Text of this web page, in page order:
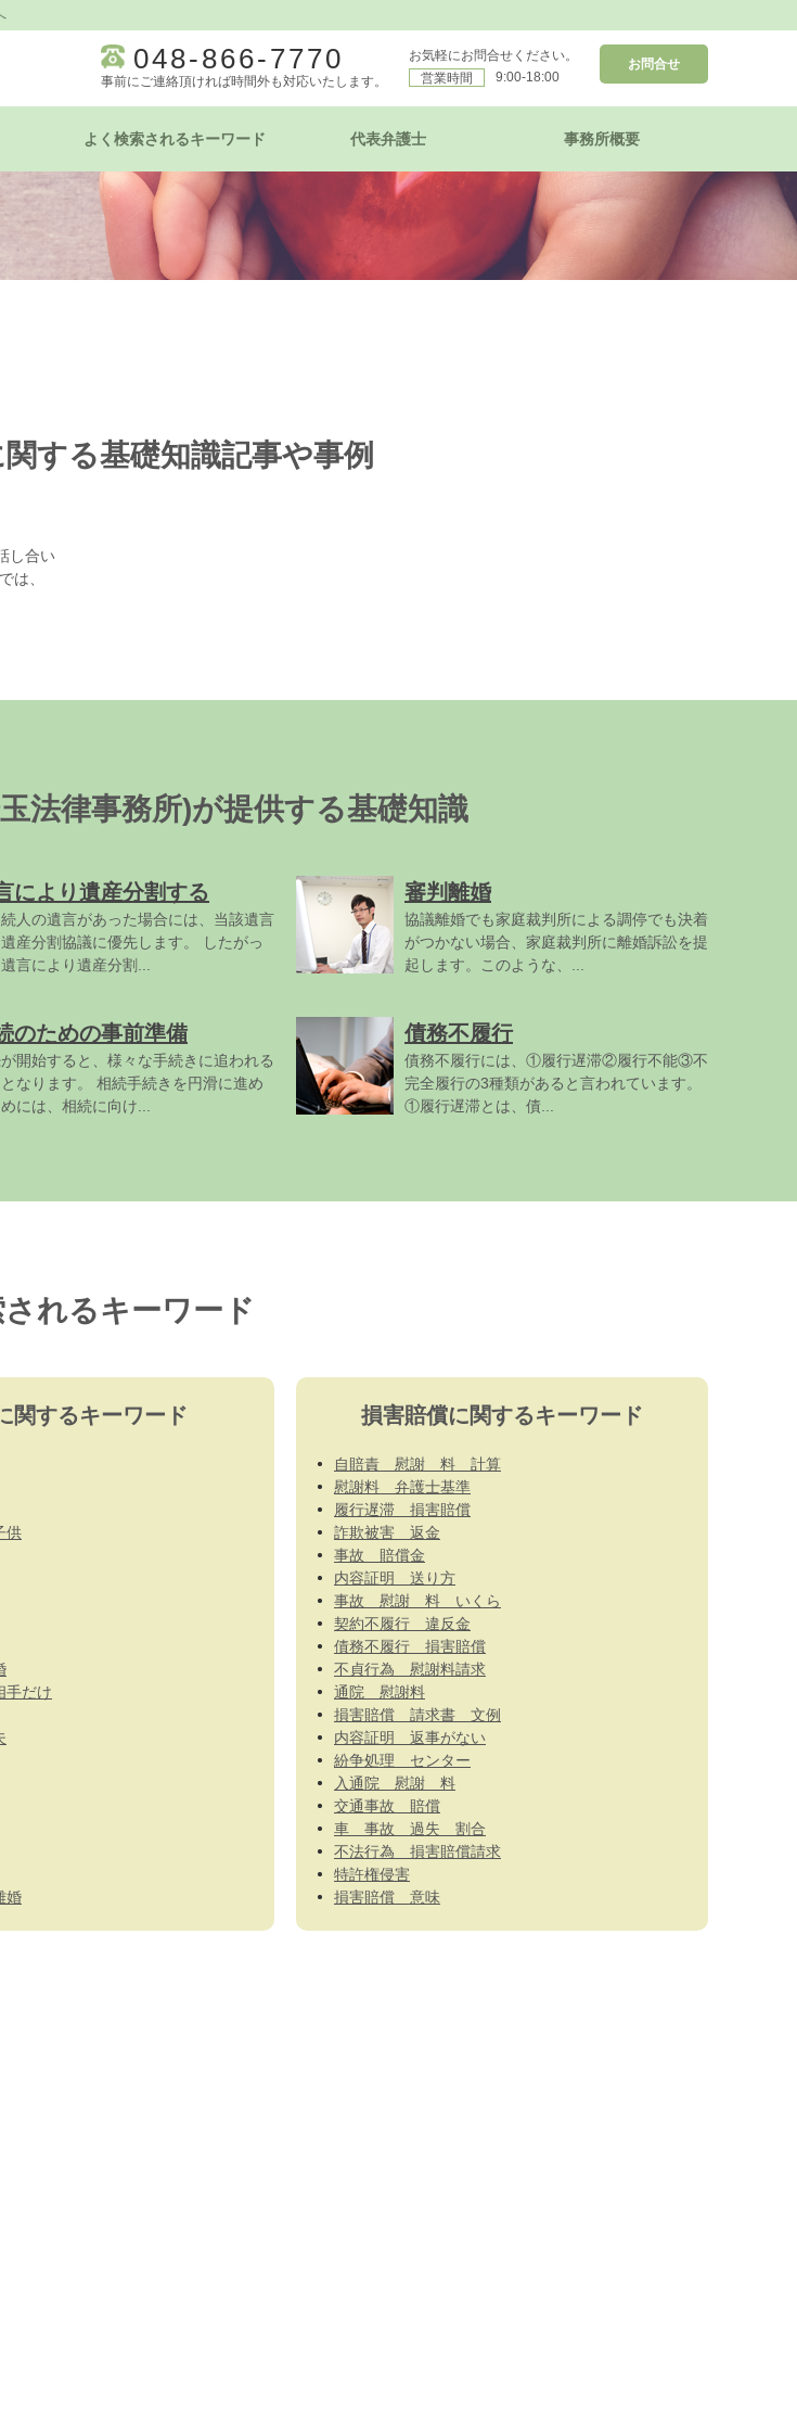
048-866-7770
事前にご連絡頂ければ時間外も対応いたします。
お気軽にお問合せください。
営業時間
9:00-18:00
お問合せ
よく検索されるキーワード 代表弁護士 事務所概要
する基礎知識記事や事例
し合い
は、
法律事務所)が提供する基礎知識
により遺産分割する
人の遺言があった場合には、当該遺言
産分割協議に優先します。 したがっ
言により遺産分割...
審判離婚
協議離婚でも家庭裁判所による調停でも決着
がつかない場合、家庭裁判所に離婚訴訟を提
起します。このような、...
のための事前準備
開始すると、様々な手続きに追われる
なります。 相続手続きを円滑に進め
には、相続に向け...
債務不履行
債務不履行には、①履行遅滞②履行不能③不
完全履行の3種類があると言われています。
①履行遅滞とは、債...
れるキーワード
関するキーワード
供
だけ
婚
損害賠償に関するキーワード
自賠責 慰謝 料 計算
慰謝料 弁護士基準
履行遅滞 損害賠償
詐欺被害 返金
事故 賠償金
内容証明 送り方
事故 慰謝 料 いくら
契約不履行 違反金
債務不履行 損害賠償
不貞行為 慰謝料請求
通院 慰謝料
損害賠償 請求書 文例
内容証明 返事がない
紛争処理 センター
入通院 慰謝 料
交通事故 賠償
車 事故 過失 割合
不法行為 損害賠償請求
特許権侵害
損害賠償 意味